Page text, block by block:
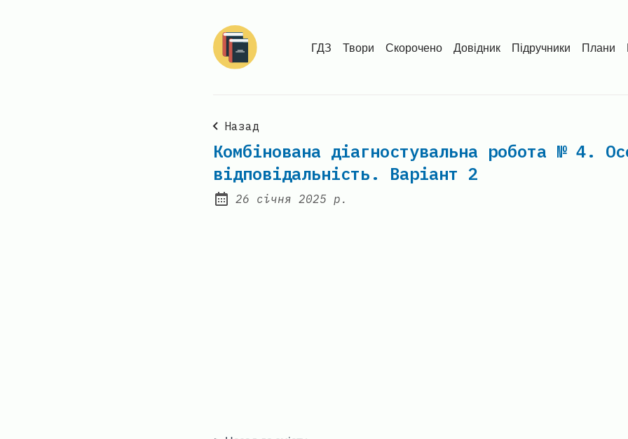
ГДЗ Твори Скорочено Довідник Підручники Плани
Назад
Комбінована діагностувальна робота № 4.
відповідальність. Варіант 2
Posted on:
26 січня 2025 р.